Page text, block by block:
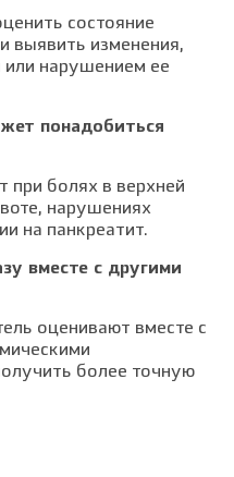
состояние
выявить изменения,
или нарушением ее
понадобиться
при болях в верхней
нарушениях
на панкреатит.
вместе с другими
оценивают вместе с
более точную